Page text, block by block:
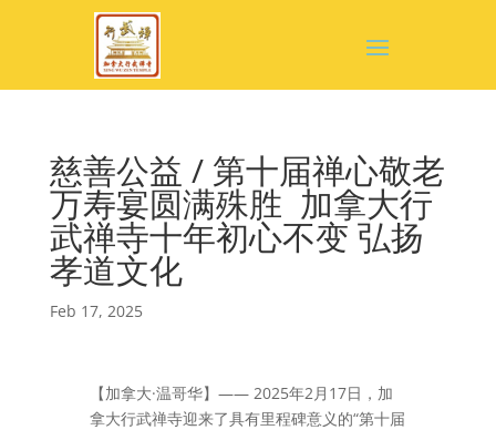
慈善公益 / 第十届禅心敬老
万寿宴圆满殊胜 加拿大行
武禅寺十年初心不变 弘扬
孝道文化
Feb 17, 2025
【加拿大·温哥华】—— 2025年2月17日，加
拿大行武禅寺迎来了具有里程碑意义的“第十届